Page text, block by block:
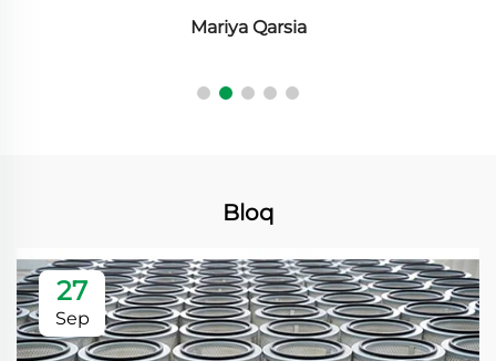
Mariya Qarsia
Bloq
27
Sep